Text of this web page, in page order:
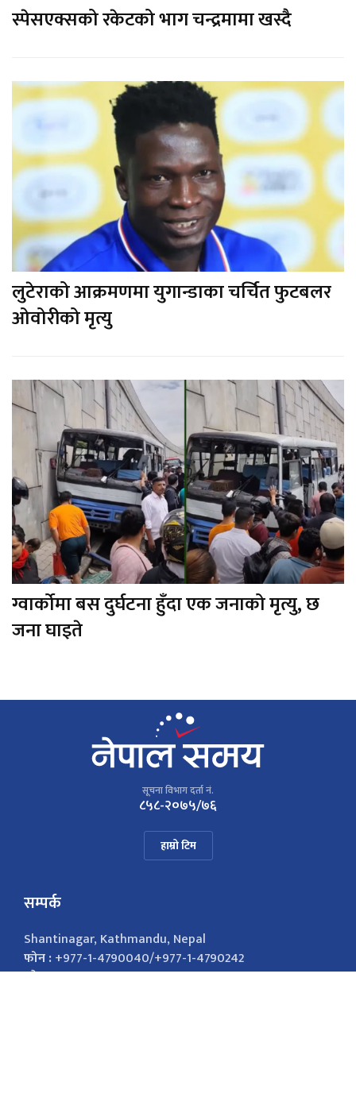
स्पेसएक्सको रकेटको भाग चन्द्रमामा खस्दै
लुटेराको आक्रमणमा युगान्डाका चर्चित फुटबलर
ओवोरीको मृत्यु
ग्वार्कोमा बस दुर्घटना हुँदा एक जनाको मृत्यु, छ
जना घाइते
सूचना विभाग दर्ता नं.
८५८-२०७५/७६
हाम्रो टिम
सम्पर्क
Shantinagar, Kathmandu, Nepal
फोन :+977-1-4790040/+977-1-4790242
इमेल :nepalsamayanews@gmail.com